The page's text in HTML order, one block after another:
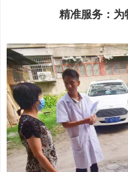
精准服务：为